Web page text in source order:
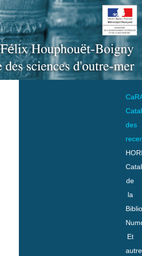
des
de
la
Et